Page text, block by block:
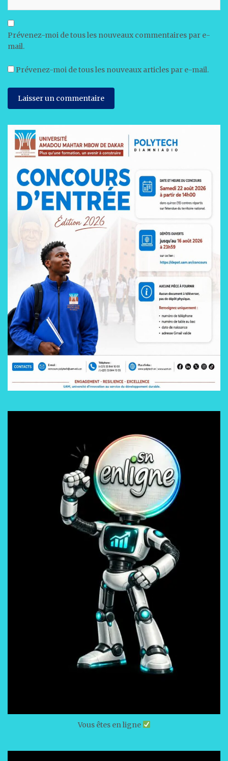
Prévenez-moi de tous les nouveaux commentaires par e-
mail.
Prévenez-moi de tous les nouveaux articles par e-mail.
Vous êtes en ligne